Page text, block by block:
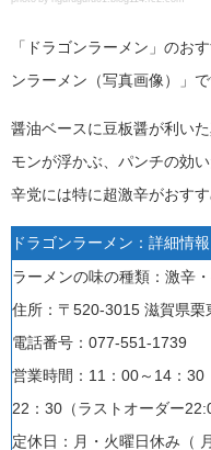
「ドラゴンラーメン」のお
ンラーメン（写真画像）」で
醤油ベースに豆板醤が利い
モンが浮かぶ、パンチの効
辛党には特に超激辛がおすす
ドラゴンラーメン：詳細情報
ラーメンの味の種類：激辛
住所：〒520-3015 滋賀県栗
電話番号： 077-551-1739
営業時間： 11：00～14：30
22：30 （ラストオーダー
定休日： 月・火曜日休み （